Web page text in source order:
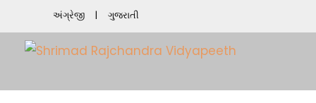
અંગ્રેજી ગુજરાતી